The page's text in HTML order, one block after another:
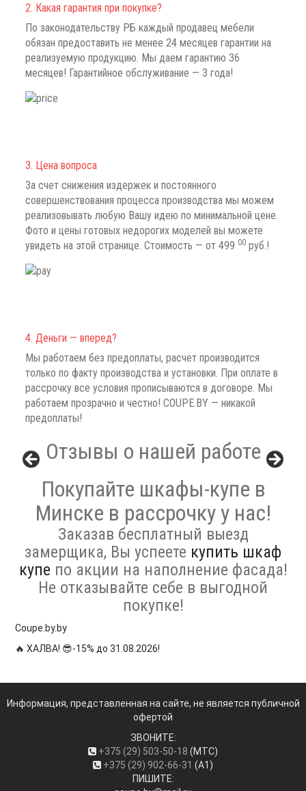
2. Какая гарантия при покупке?
По законодательству РБ каждый продавец мебели
обязан предоставить не менее 24 месяцев гарантии на
реализуемую продукцию. Мы даем гарантию 36
месяцев! Гарантийное обслуживание — 3 года!
3. Цена вопроса
За счет снижения издержек и постоянного
совершенствования процесса производства мы можем
реализовывать любую Вашу идею по минимальной цене.
Фото и цены готовых недорогих моделей вы можете
увидеть на этой странице.Стоимость — от 499 00 руб.!
4. Деньги — вперед?
Мы работаем без предоплаты, расчет производится
только по факту производства и установки. При оплате в
рассрочку все условия прописываются в договоре. Мы
работаем прозрачно и честно!COUPE.BY — никакой
предоплаты!
Отзывы о нашей работе
Покупайте шкафы-купе в
Минске в рассрочку у нас!
Заказав бесплатный выезд
замерщика, Вы успеете купить шкаф
купе по акции на наполнение фасада!
Не отказывайте себе в выгодной
покупке!
Coupe.by.by
🔥 ХАЛВА! 😎-15% до 31.08.2026!
Информация, представленная на сайте, не является публичной
офертой
ЗВОНИТЕ:
+375 (29) 503-50-18 (МТС)
+375 (29) 902-66-31 (А1)
ПИШИТЕ: